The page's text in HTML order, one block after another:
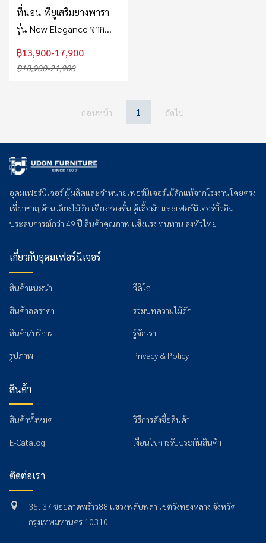
ที่นอน พียูเสริมยางพารา
รุ่น New Elegance จาก
Slumberland
฿13,900-17,900
฿18,900-21,900
ก่อนหน้า 1 ถัดไป
อุดมเฟอร์นิเจอร์ ผู้ผลิตและจำหน่ายเฟอร์นิเจอร์ไม้สักแท้จากโรงงานโดยตรง
เชี่ยวชาญด้านเตียงไม้สัก เตียงสองชั้น ตู้เสื้อผ้า และเฟอร์นิเจอร์บิ้วอิน
ประสบการณ์กว่า 49 ปี สินค้าคุณภาพ แข็งแรง ทนทาน ส่งทั่วไทย
เกี่ยวกับอุดมเฟอร์นิเจอร์
สินค้าแนะนำ
สินค้าลดราคา
สินค้า/บริการ
รูปภาพ
วีดีโอ
รวมบทความไม้สัก
รู้จักเรา
Privacy & Policy
สินค้า
สินค้าทั้งหมด
E-Catalog
วิธีการสั่งซื้อสินค้า
เงื่อนไขการรับประกันสินค้า
ติดต่อเรา
35, 37 ซอยลาดพร้าว88 แขวงพลับพลา เขตวังทองหลาง จังหวัด
กรุงเทพมหานคร 10310